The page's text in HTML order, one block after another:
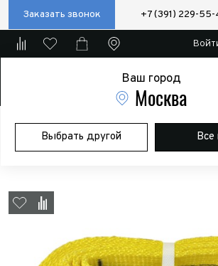
Заказать звонок +7 (391) 229-
Ваш город
Москва
Выбрать другой Все
Главная Магазин Дополнительное
Стропа корозащитная TR 75 ММ Х 3 М